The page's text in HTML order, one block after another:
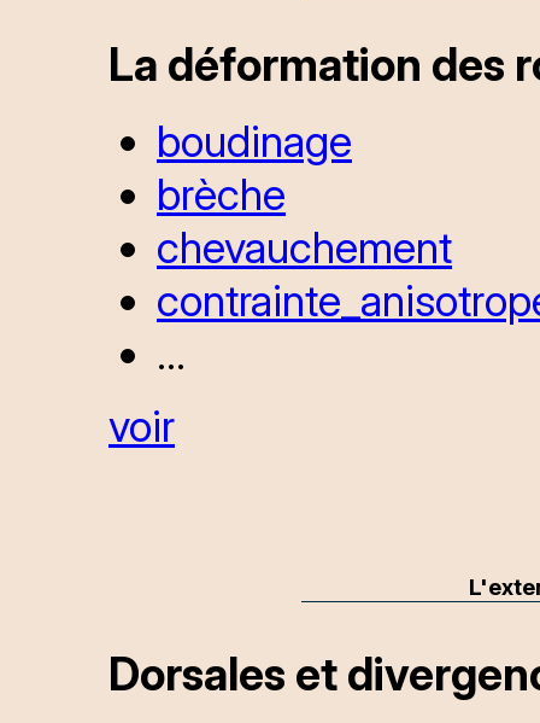
La déformation des
boudinage
brèche
chevauchement
...
voir
Dorsales et